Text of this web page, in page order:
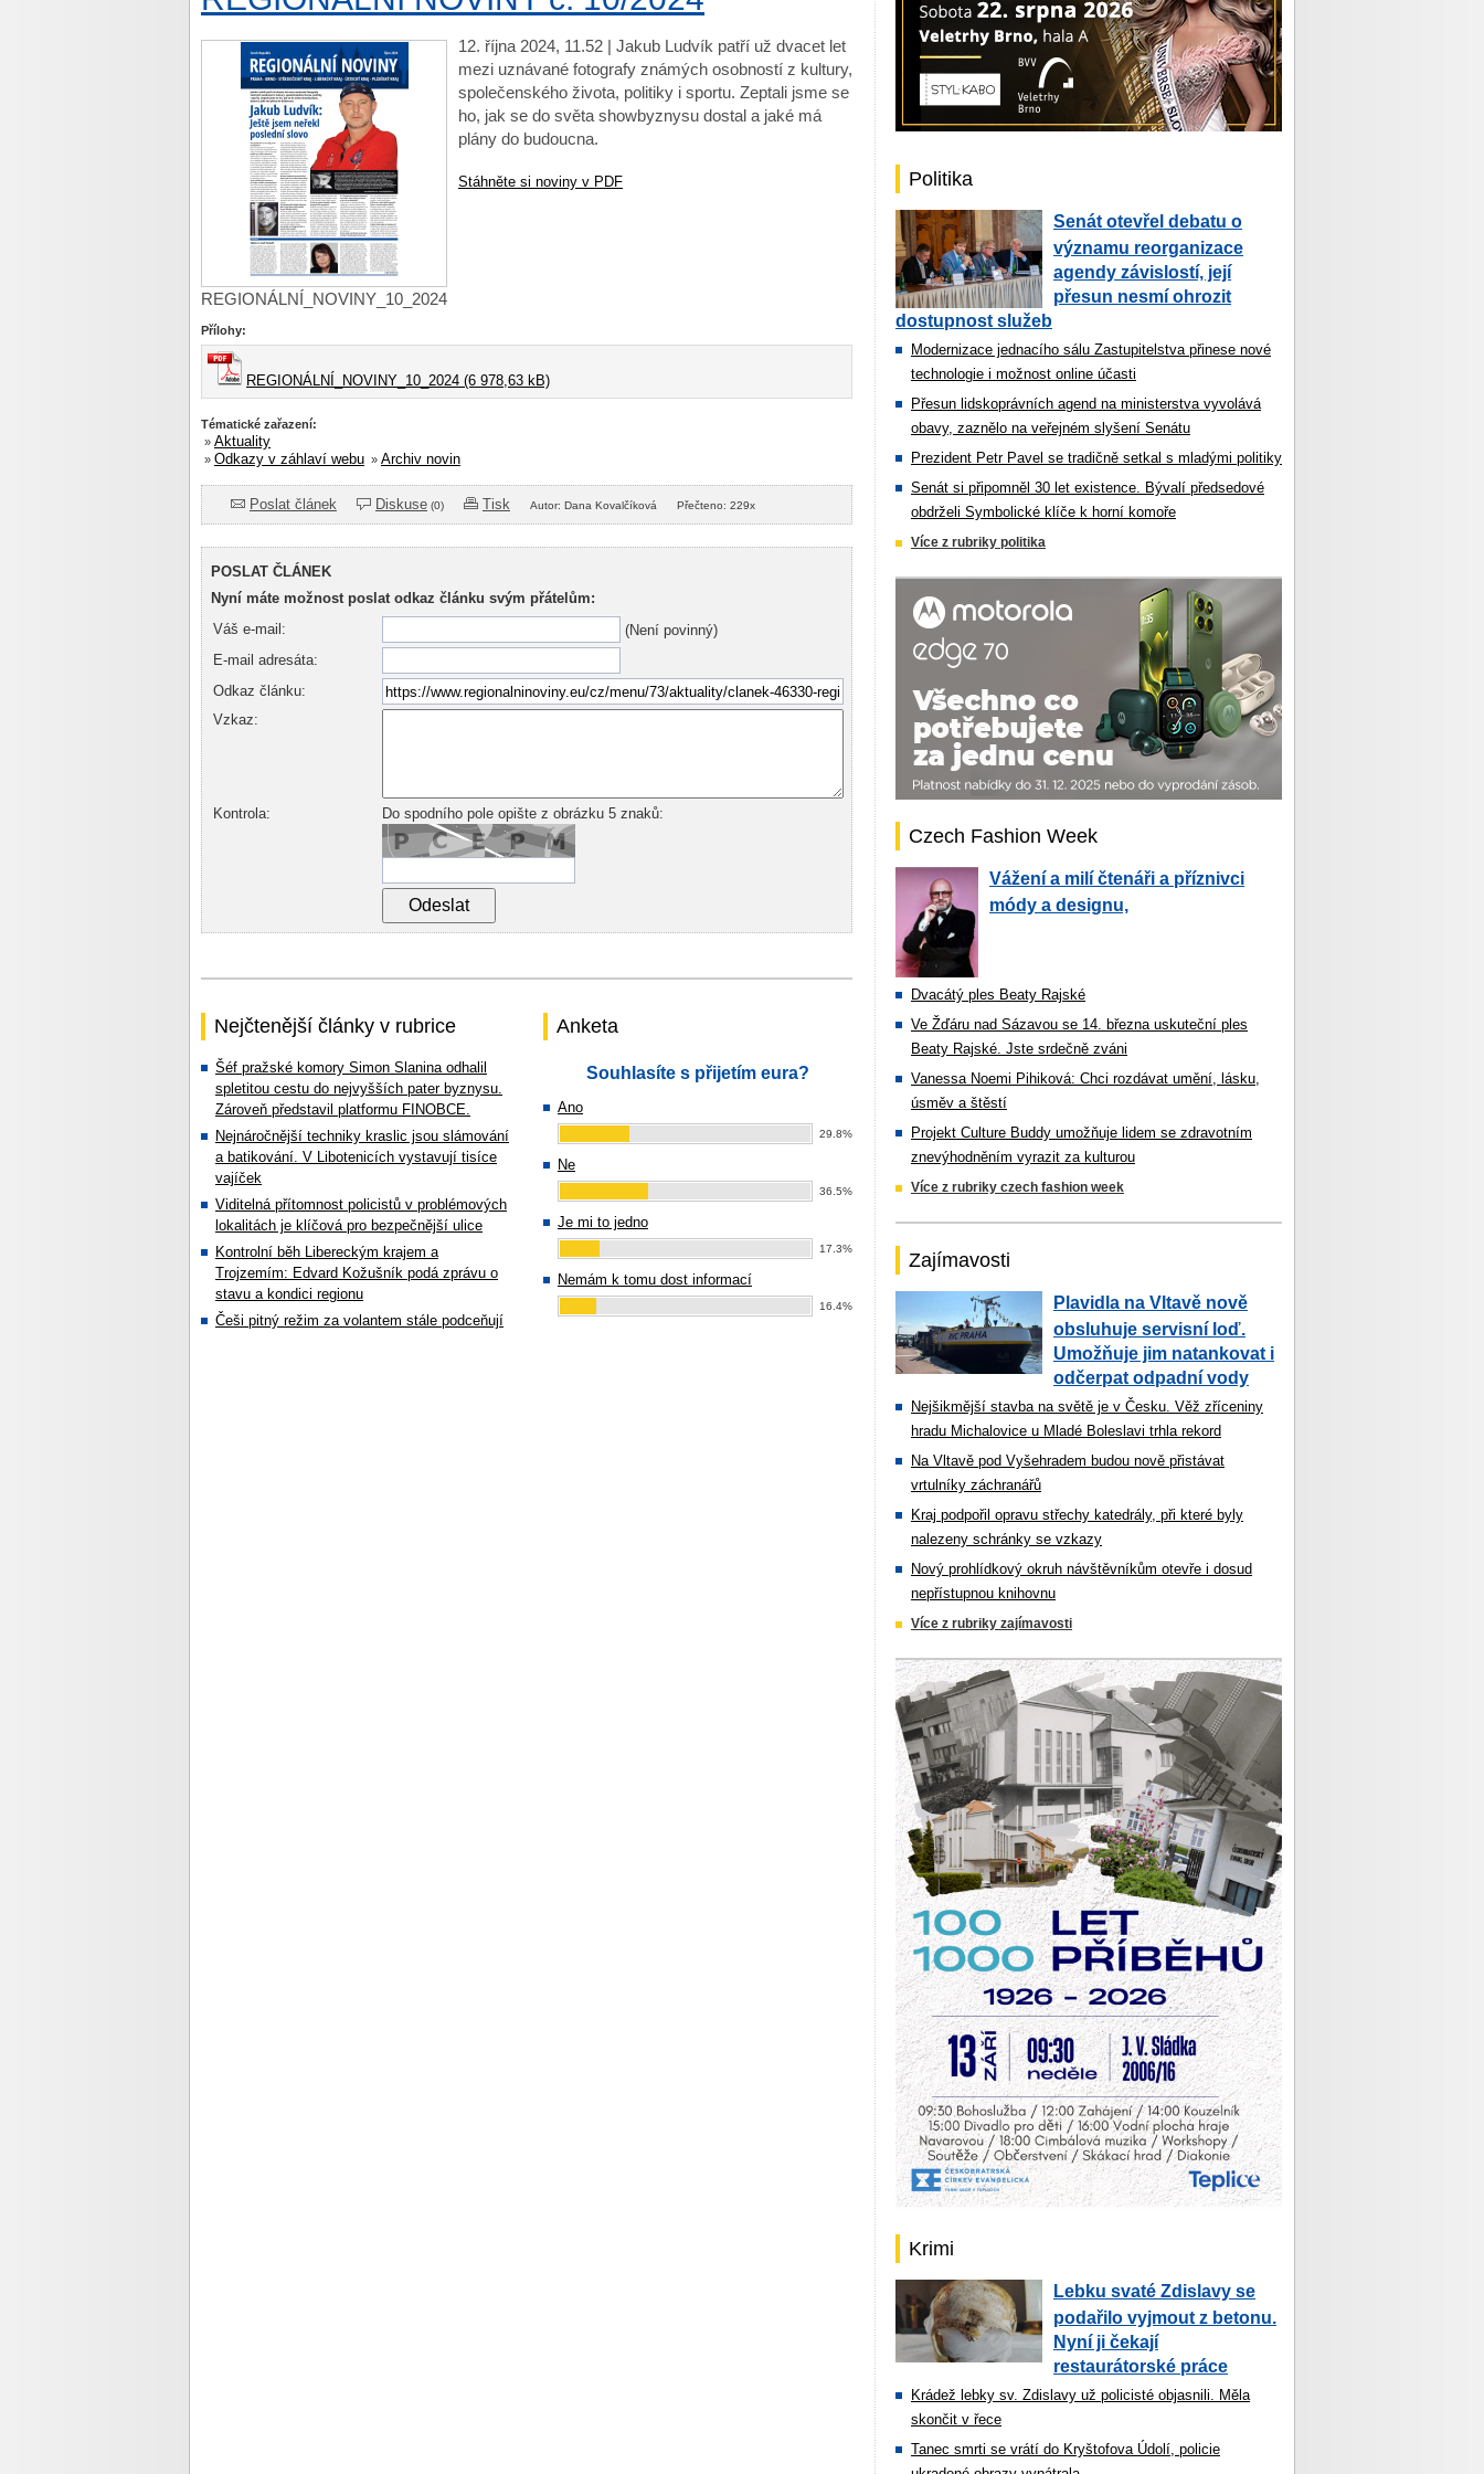
REGIONÁLNÍ_NOVINY_10_2024
12. října 2024, 11.52 | Jakub Ludvík patří už dvacet let
mezi uznávané fotografy známých osobností z kultury,
společenského života, politiky i sportu. Zeptali jsme se
ho, jak se do světa showbyznysu dostal a jaké má
plány do budoucna.
Stáhněte si noviny v PDF
Přílohy:
REGIONÁLNÍ_NOVINY_10_2024 (6 978,63 kB)
Tématické zařazení:
» Aktuality
» Odkazy v záhlaví webu » Archiv novin
Poslat článek Diskuse (0) Tisk Autor: Dana Kovalčíková Přečteno: 229x
POSLAT ČLÁNEK
Nyní máte možnost poslat odkaz článku svým přátelům:
Váš e-mail:
(Není povinný)
E-mail adresáta:
Odkaz článku:
Vzkaz:
Kontrola: Do spodního pole opište z obrázku 5 znaků:
Nejčtenější články v rubrice
Šéf pražské komory Simon Slanina odhalil
spletitou cestu do nejvyšších pater byznysu.
Zároveň představil platformu FINOBCE.
Nejnáročnější techniky kraslic jsou slámování
a batikování. V Libotenicích vystavují tisíce
vajíček
Viditelná přítomnost policistů v problémových
lokalitách je klíčová pro bezpečnější ulice
Kontrolní běh Libereckým krajem a
Trojzemím: Edvard Kožušník podá zprávu o
stavu a kondici regionu
Češi pitný režim za volantem stále podceňují
Anketa
Souhlasíte s přijetím eura?
Ano
29.8%
Ne
36.5%
Je mi to jedno
17.3%
Nemám k tomu dost informací
16.4%
Politika
Senát otevřel debatu o
významu reorganizace
agendy závislostí, její
přesun nesmí ohrozit
dostupnost služeb
Modernizace jednacího sálu Zastupitelstva přinese nové
technologie i možnost online účasti
Přesun lidskoprávních agend na ministerstva vyvolává
obavy, zaznělo na veřejném slyšení Senátu
Prezident Petr Pavel se tradičně setkal s mladými politiky
Senát si připomněl 30 let existence. Bývalí předsedové
obdrželi Symbolické klíče k horní komoře
Více z rubriky politika
Czech Fashion Week
Vážení a milí čtenáři a příznivci
módy a designu,
Dvacátý ples Beaty Rajské
Ve Žďáru nad Sázavou se 14. března uskuteční ples
Beaty Rajské. Jste srdečně zváni
Vanessa Noemi Pihiková: Chci rozdávat umění, lásku,
úsměv a štěstí
Projekt Culture Buddy umožňuje lidem se zdravotním
znevýhodněním vyrazit za kulturou
Více z rubriky czech fashion week
Zajímavosti
Plavidla na Vltavě nově
obsluhuje servisní loď.
Umožňuje jim natankovat i
odčerpat odpadní vody
Nejšikmější stavba na světě je v Česku. Věž zříceniny
hradu Michalovice u Mladé Boleslavi trhla rekord
Na Vltavě pod Vyšehradem budou nově přistávat
vrtulníky záchranářů
Kraj podpořil opravu střechy katedrály, při které byly
nalezeny schránky se vzkazy
Nový prohlídkový okruh návštěvníkům otevře i dosud
nepřístupnou knihovnu
Více z rubriky zajímavosti
Krimi
Lebku svaté Zdislavy se
podařilo vyjmout z betonu.
Nyní ji čekají
restaurátorské práce
Krádež lebky sv. Zdislavy už policisté objasnili. Měla
skončit v řece
Tanec smrti se vrátí do Kryštofova Údolí, policie